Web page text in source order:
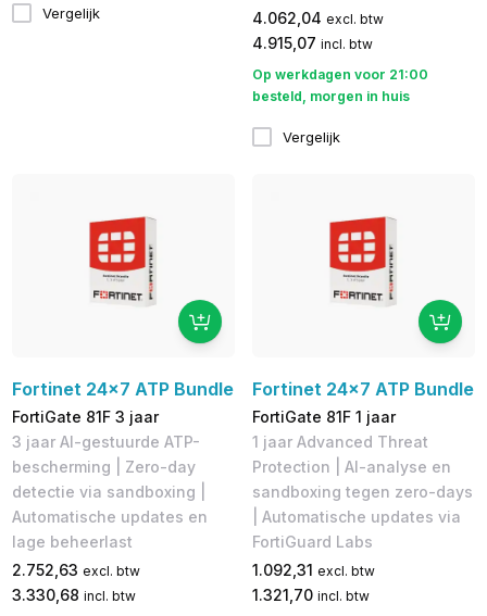
Vergelijk
4.062,04 excl. btw
4.915,07 incl. btw
Op werkdagen voor 21:00
besteld, morgen in huis
Vergelijk
Fortinet 24x7 ATP Bundle
FortiGate 81F 3 jaar
3 jaar AI-gestuurde ATP-
bescherming | Zero-day
detectie via sandboxing |
Automatische updates en
lage beheerlast
2.752,63 excl. btw
3.330,68 incl. btw
Fortinet 24x7 ATP Bundle
FortiGate 81F 1 jaar
1 jaar Advanced Threat
Protection | AI-analyse en
sandboxing tegen zero-days
| Automatische updates via
FortiGuard Labs
1.092,31 excl. btw
1.321,70 incl. btw